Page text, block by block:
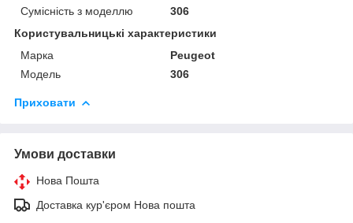
Сумісність з моделлю
306
Користувальницькі характеристики
Марка
Peugeot
Модель
306
Приховати
Умови доставки
Нова Пошта
Доставка кур'єром Нова пошта